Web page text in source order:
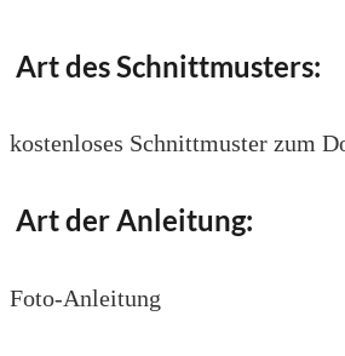
Art des Schnittmusters:
kostenloses Schnittmuster zum
Art der Anleitung:
Foto-Anleitung